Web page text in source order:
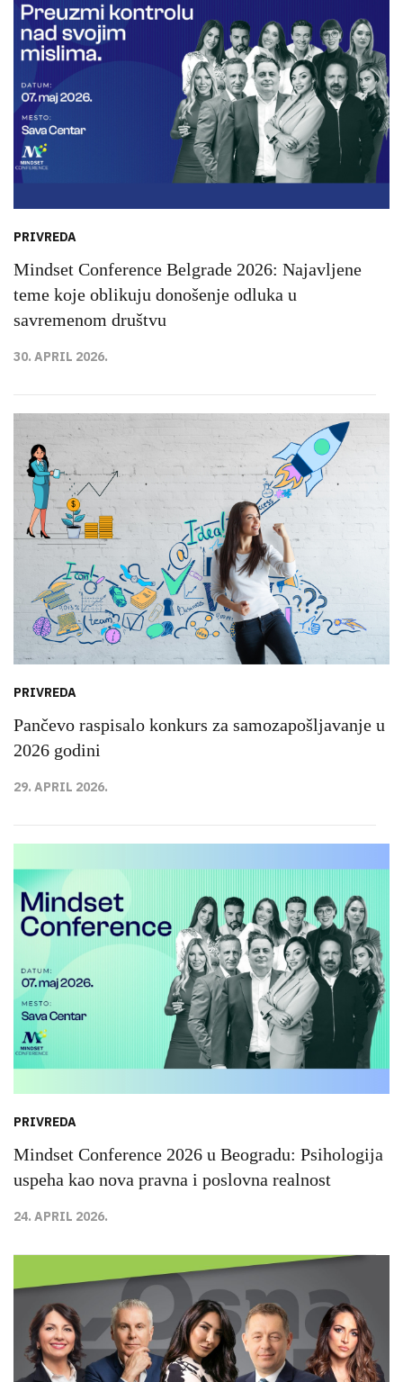
PRIVREDA
Mindset Conference Belgrade 2026: Najavljene
teme koje oblikuju donošenje odluka u
savremenom društvu
30. APRIL 2026.
PRIVREDA
Pančevo raspisalo konkurs za samozapošljavanje u
2026 godini
29. APRIL 2026.
PRIVREDA
Mindset Conference 2026 u Beogradu: Psihologija
uspeha kao nova pravna i poslovna realnost
24. APRIL 2026.